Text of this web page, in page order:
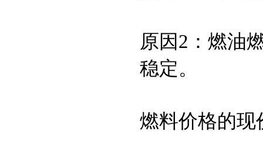
原因2：燃油
稳定。
燃料价格的现